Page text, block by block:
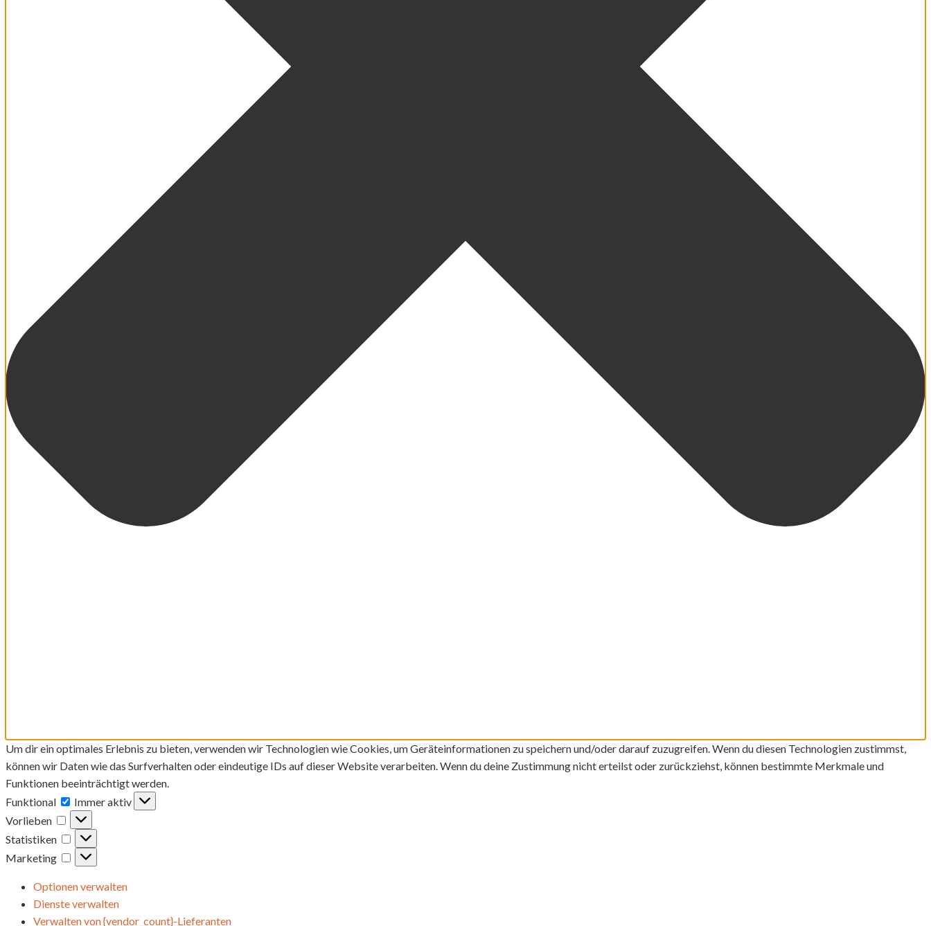
Um dir ein optimales Erlebnis zu bieten, verwenden wir Technologien wie Cookies, um Geräteinformationen zu speichern und/oder darauf zuzugreifen. Wenn du diesen Technologien zustimmst,
können wir Daten wie das Surfverhalten oder eindeutige IDs auf dieser Website verarbeiten. Wenn du deine Zustimmung nicht erteilst oder zurückziehst, können bestimmte Merkmale und
Funktionen beeinträchtigt werden.
Funktional
Funktional
Immer aktiv
Vorlieben
Vorlieben
Statistiken
Statistiken
Marketing
Marketing
Optionen verwalten
Dienste verwalten
Verwalten von {vendor_count}-Lieferanten